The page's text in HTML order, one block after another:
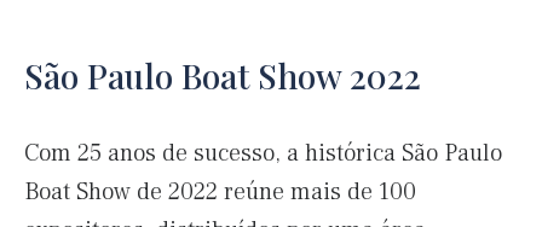
São Paulo Boat Show 2022
Com 25 anos de sucesso, a histórica São Paulo
Boat Show de 2022 reúne mais de 100